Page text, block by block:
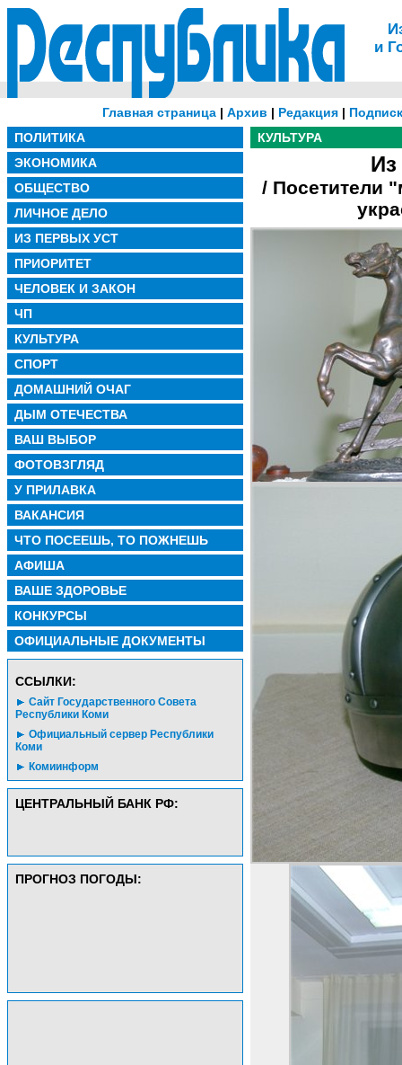
и
Главная страница| Архив | Редакция|
ПОЛИТИКА
ЭКОНОМИКА
ОБЩЕСТВО
ЛИЧНОЕ ДЕЛО
ИЗ ПЕРВЫХ УСТ
ПРИОРИТЕТ
ЧЕЛОВЕК И ЗАКОН
ЧП
КУЛЬТУРА
СПОРТ
ДОМАШНИЙ ОЧАГ
ДЫМ ОТЕЧЕСТВА
ВАШ ВЫБОР
ФОТОВЗГЛЯД
У ПРИЛАВКА
ВАКАНСИЯ
ЧТО ПОСЕЕШЬ, ТО ПОЖНЕШЬ
АФИША
ВАШЕ ЗДОРОВЬЕ
КОНКУРСЫ
ОФИЦИАЛЬНЫЕ ДОКУМЕНТЫ
CСЫЛКИ:
Сайт Государственного Совета
Республики Коми
Официальный сервер Республики
Коми
Комиинформ
ЦЕНТРАЛЬНЫЙ БАНК РФ:
ПРОГНОЗ ПОГОДЫ:
КУЛЬТУРА
Из
/ Посетители